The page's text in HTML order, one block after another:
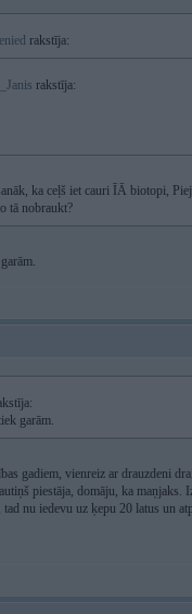
rakstīja:
rakstīja:
ka ceļš iet cauri ĪĀ biotopi,
tā nobraukt?
garām.
gadiem, vienreiz ar drauzdeni
piestāja, domāju, ka
nu iedevu uz ķepu 20 latus un